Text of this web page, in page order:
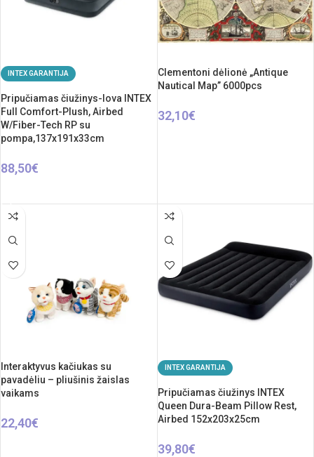
INTEX GARANTIJA
Pripučiamas čiužinys-lova INTEX
Full Comfort-Plush, Airbed
W/Fiber-Tech RP su
pompa,137x191x33cm
88,50€
Clementoni dėlionė „Antique
Nautical Map” 6000pcs
32,10€
Interaktyvus kačiukas su
pavadėliu – pliušinis žaislas
vaikams
22,40€
INTEX GARANTIJA
Pripučiamas čiužinys INTEX
Queen Dura-Beam Pillow Rest,
Airbed 152x203x25cm
39,80€